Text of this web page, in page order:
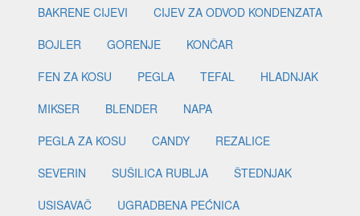
BAKRENE CIJEVI
CIJEV ZA ODVOD KONDENZATA
BOJLER
GORENJE
KONČAR
FEN ZA KOSU
PEGLA TEFAL
HLADNJAK
MIKSER
BLENDER
NAPA
PEGLA ZA KOSU
CANDY
REZALICE
SEVERIN
SUŠILICA RUBLJA
ŠTEDNJAK
USISAVAČ
UGRADBENA PEĆNICA